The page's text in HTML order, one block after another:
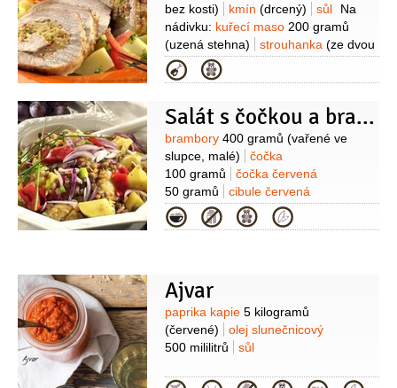
(rozpuštěná)
bez kosti)
kmín (drcený) sůl
Na
nádivku: kuřecí maso 200 gramů
(uzená stehna)
strouhanka (ze dvou
tvrdých rohlíků)
2 lžíce
vejce1 kus
petržel
(nasekaná)
paprika kapie1/2kusu
(sterilovaná)
hrášek 2 lžíce
(sterilovaný)
pepř černý
(mletý)
muškátový květ (mletý)
Kategorie
Salát s čočkou a bramborami
Suroviny
brambory 400 gramů (vařené ve
slupce, malé)
čočka
100 gramů
čočka červená
50 gramů
cibule červená
1 kus
paprika kapie1 kus
(naložená)
sůl4 špetky pepř
ocet
Kategorie
Ajvar
Suroviny
paprika kapie 5 kilogramů
(červené)
olej slunečnicový
500 mililitrů
sůl